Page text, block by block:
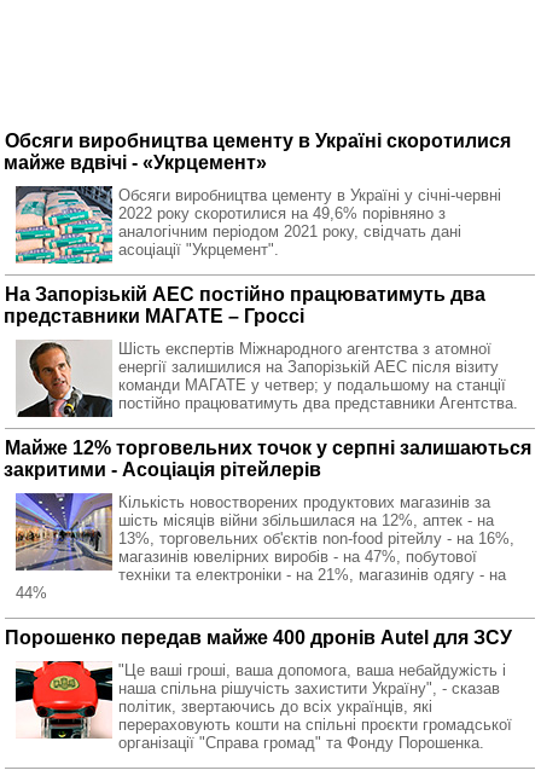
Обсяги виробництва цементу в Україні скоротилися
майже вдвічі - «Укрцемент»
Обсяги виробництва цементу в Україні у січні-червні
2022 року скоротилися на 49,6% порівняно з
аналогічним періодом 2021 року, свідчать дані
асоціації "Укрцемент".
На Запорізькій АЕС постійно працюватимуть два
представники МАГАТЕ – Гроссі
Шість експертів Міжнародного агентства з атомної
енергії залишилися на Запорізькій АЕС після візиту
команди МАГАТЕ у четвер; у подальшому на станції
постійно працюватимуть два представники Агентства.
Майже 12% торговельних точок у серпні залишаються
закритими - Асоціація рітейлерів
Кількість новостворених продуктових магазинів за
шість місяців війни збільшилася на 12%, аптек - на
13%, торговельних об'єктів non-food рітейлу - на 16%,
магазинів ювелірних виробів - на 47%, побутової
техніки та електроніки - на 21%, магазинів одягу - на
44%
Порошенко передав майже 400 дронів Autel для ЗСУ
"Це ваші гроші, ваша допомога, ваша небайдужість і
наша спільна рішучість захистити Україну", - сказав
політик, звертаючись до всіх українців, які
перераховують кошти на спільні проєкти громадської
організації "Справа громад" та Фонду Порошенка.